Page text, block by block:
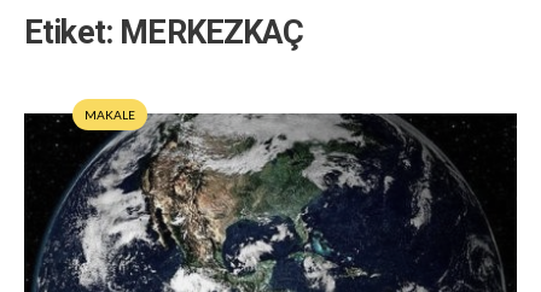
Etiket: MERKEZKAÇ
MAKALE